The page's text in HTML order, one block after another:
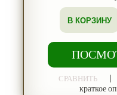
В КОРЗИНУ
СРАВНИТЬ
краткое